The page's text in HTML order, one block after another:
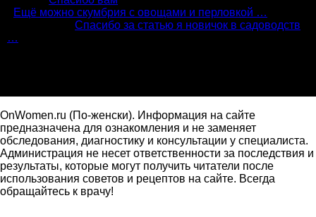
Ещё можно скумбрия с овощами и перловкой …
Спасибо за статью я новичок в садоводств
…
OnWomen.ru (По-женски). Информация на сайте
предназначена для ознакомления и не заменяет
обследования, диагностику и консультации у специалиста.
Администрация не несет ответственности за последствия и
результаты, которые могут получить читатели после
использования советов и рецептов на сайте. Всегда
обращайтесь к врачу!